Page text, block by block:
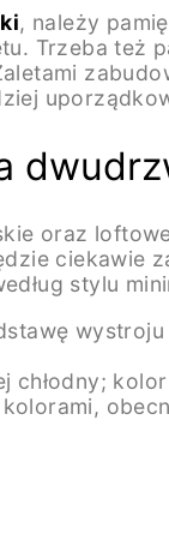
, należy
Trzeba
oraz
ciekawie
stylu
chłodny;